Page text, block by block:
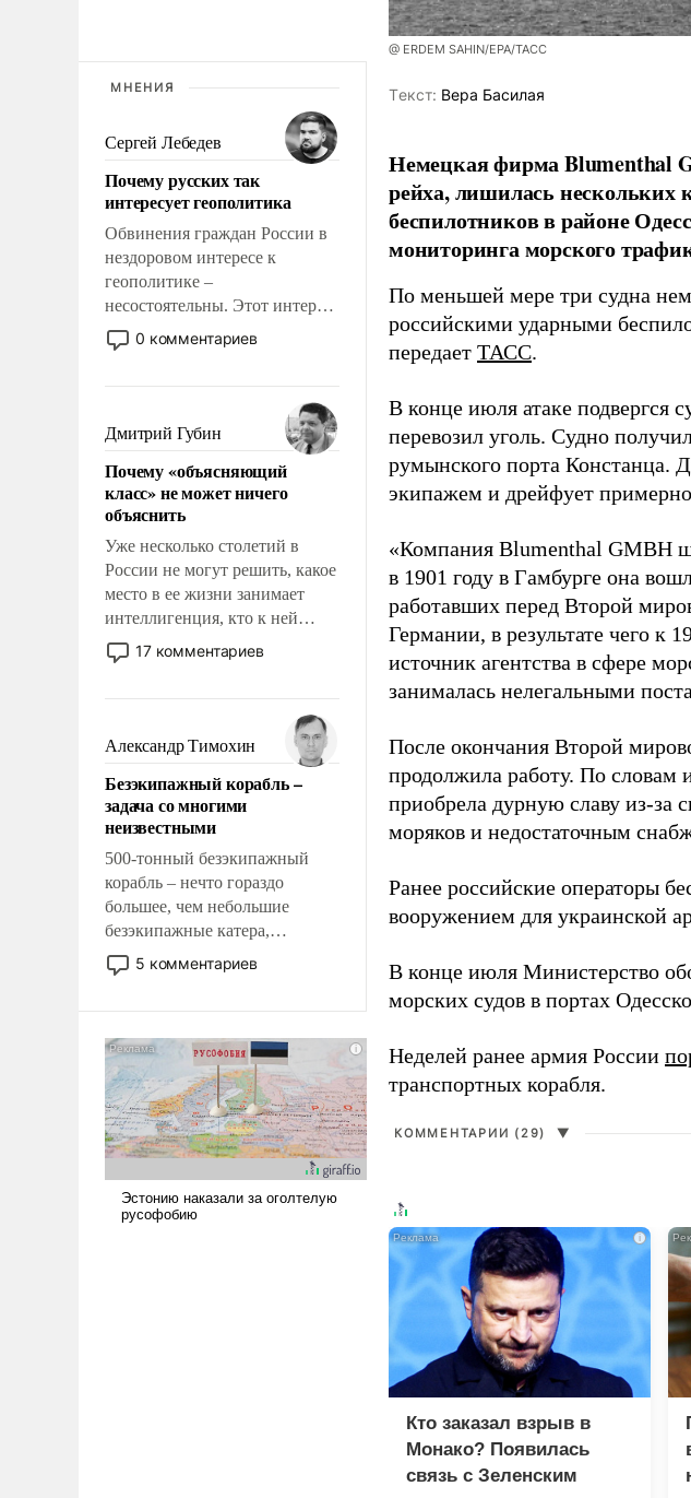
МНЕНИЯ
Сергей Лебедев
Почему русских так
интересует геополитика
Обвинения граждан России в
нездоровом интересе к
геополитике –
несостоятельны. Этот интерес
рационален и прагматичен. Он
обусловлен тысячелетним
фундаментальным знанием,
что мировая политика имеет
свойство заявляться на порог
нашего дома.
0 комментариев
Дмитрий Губин
Почему «объясняющий
класс» не может ничего
объяснить
Уже несколько столетий в
России не могут решить, какое
место в ее жизни занимает
интеллигенция, кто к ней
принадлежит, а кого из нее
исключили с правом
чем она отличается от просто
образованных людей. Иногда
казалось, что эти вопросы
решены раз и навсегда, но –
нет, не решены.
17 комментариев
Александр Тимохин
Безэкипажный корабль –
задача со многими
неизвестными
500-тонный безэкипажный
корабль – нечто гораздо
большее, чем небольшие
безэкипажные катера,
применение которых уже
стало обыденностью. Задача по
и ее реализация радикально
поднимет наши боевые
возможности.
5 комментариев
@ ERDEM SAHIN/EPA/ТАСС
Tекст: Вера Басилая
Немецкая фирма Blumenthal
рейха, лишилась нескольких
беспилотников в районе
мониторинга морского
По меньшей мере три судна
российскими ударными
передает ТАСС.
В конце июля атаке подвергся
перевозил уголь. Судно
румынского порта Констанца.
экипажем и дрейфует
«Компания Blumenthal GMBH
в 1901 году в Гамбурге она
работавших перед Второй
Германии, в результате чего к
источник агентства в сфере
занималась нелегальными
После окончания Второй
продолжила работу. По словам
приобрела дурную славу из-за
моряков и недостаточным
Ранее российские операторы
вооружением для украинской
В конце июля Министерство
морских судов в портах
Неделей ранее армия России
транспортных корабля.
КОММЕНТАРИИ (29) ▼
i
Кто заказал взрыв в
Монако? Появилась
связь с Зеленским